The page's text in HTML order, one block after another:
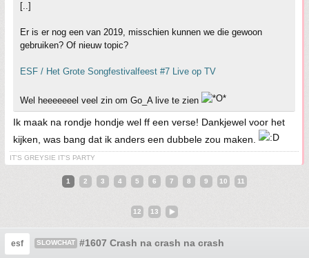
[..]
Er is er nog een van 2019, misschien kunnen we die gewoon
gebruiken? Of nieuw topic?
ESF / Het Grote Songfestivalfeest #7 Live op TV
Wel heeeeeeel veel zin om Go_A live te zien
Ik maak na rondje hondje wel ff een verse! Dankjewel voor het
kijken, was bang dat ik anders een dubbele zou maken.
IT'S GREYSIE IT'S PARTY
1 2 3 4 5 6 7 8 9 10 11
12 13
esf SLOWCHAT #1607 Crash na crash na crash